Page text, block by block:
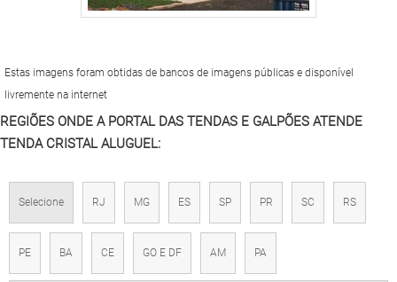
Estas imagens foram obtidas de bancos de imagens públicas e disponível
livremente na internet
REGIÕES ONDE A PORTAL DAS TENDAS E GALPÕES ATENDE
TENDA CRISTAL ALUGUEL:
Selecione RJ MG ES SP PR SC RS
PE BA CE GO E DF AM PA